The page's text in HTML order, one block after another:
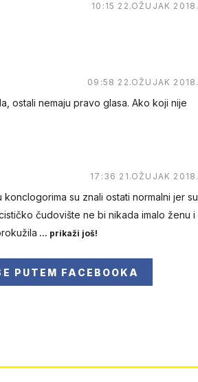
10:15 22.OŽUJAK 2018.
09:58 22.OŽUJAK 2018.
ostali nemaju pravo glasa. Ako koji nije
17:36 21.OŽUJAK 2018.
su znali ostati normalni jer su
čudovište ne bi nikada imalo ženu i
... prikaži još!
PUTEM FACEBOOKA